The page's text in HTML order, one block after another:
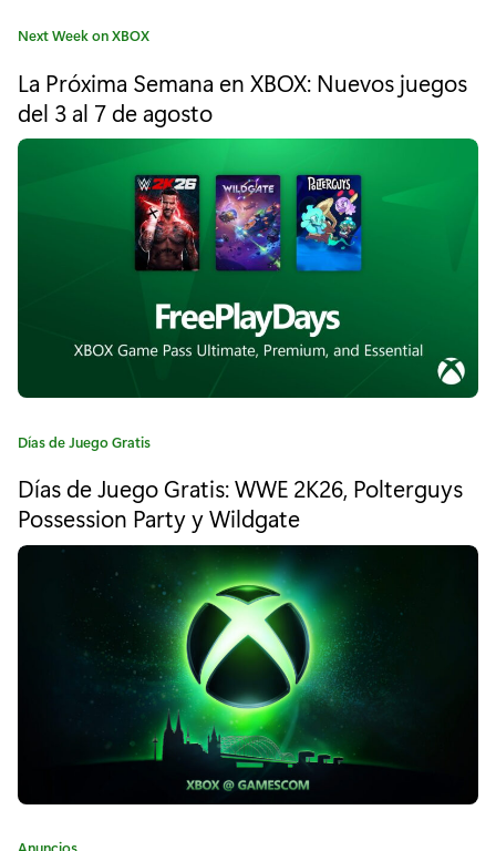
i
z
a
c
i
n
r
o
u
n
d
e
d
2
:
C
e
o
Next Week on XBOX
La Próxima Semana en XBOX: Nuevos juegos
del 3 al 7 de agosto
C
t
e
o
Días de Juego Gratis
Días de Juego Gratis: WWE 2K26, Polterguys
Possession Party y Wildgate
C
Anuncios